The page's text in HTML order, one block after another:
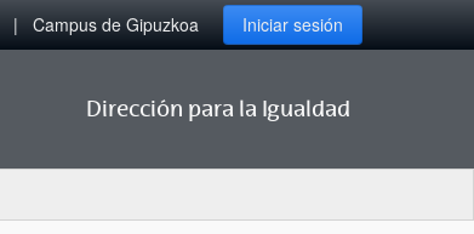
Campus de Gipuzkoa Iniciar sesión
Dirección para la Igualdad